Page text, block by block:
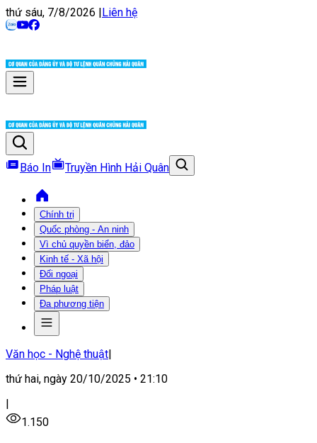
thứ sáu, 7/8/2026 |Liên hệ
Báo In Truyền Hình Hải Quân
Chính trị
Quốc phòng - An ninh
Vì chủ quyền biển, đảo
Kinh tế - Xã hội
Đối ngoại
Pháp luật
Đa phương tiện
Văn học - Nghệ thuật|
thứ hai, ngày 20/10/2025 • 21:10
|
1.150